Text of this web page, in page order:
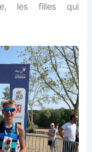
les filles qui